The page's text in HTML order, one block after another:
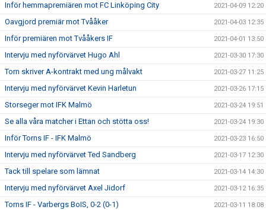
Inför hemmapremiären mot FC Linköping City 2021-04-09 12:20
Oavgjord premiär mot Tvååker 2021-04-03 12:35
Inför premiären mot Tvååkers IF 2021-04-01 13:50
Intervju med nyförvärvet Hugo Ahl 2021-03-30 17:30
Torn skriver A-kontrakt med ung målvakt 2021-03-27 11:25
Intervju med nyförvärvet Kevin Harletun 2021-03-26 17:15
Storseger mot IFK Malmö 2021-03-24 19:51
Se alla våra matcher i Ettan och stötta oss! 2021-03-24 19:30
Inför Torns IF - IFK Malmö 2021-03-23 16:50
Intervju med nyförvärvet Ted Sandberg 2021-03-17 12:30
Tack till spelare som lämnat 2021-03-14 14:30
Intervju med nyförvärvet Axel Jidorf 2021-03-12 16:35
Torns IF - Varbergs BoIS, 0-2 (0-1) 2021-03-11 18:08